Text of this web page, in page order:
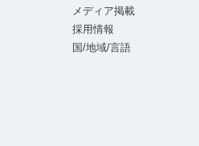
メディア掲載
採用情報
国/地域/言語